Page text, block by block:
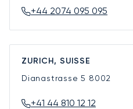
+44 2074 095 095
ZURICH, SUISSE
Dianastrasse 5 8002
+41 44 810 12 12